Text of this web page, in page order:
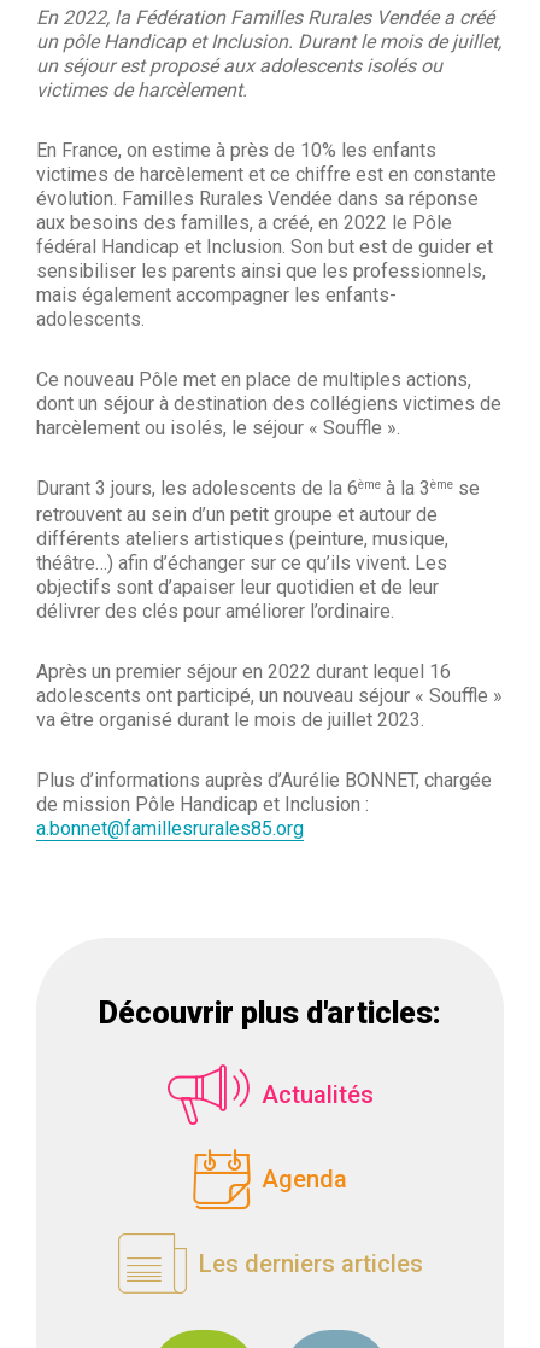
En 2022, la Fédération Familles Rurales Vendée a créé
un pôle Handicap et Inclusion. Durant le mois de juillet,
un séjour est proposé aux adolescents isolés ou
victimes de harcèlement.
En France, on estime à près de 10% les enfants
victimes de harcèlement et ce chiffre est en constante
évolution. Familles Rurales Vendée dans sa réponse
aux besoins des familles, a créé, en 2022 le Pôle
fédéral Handicap et Inclusion. Son but est de guider et
sensibiliser les parents ainsi que les professionnels,
mais également accompagner les enfants-
adolescents.
Ce nouveau Pôle met en place de multiples actions,
dont un séjour à destination des collégiens victimes de
harcèlement ou isolés, le séjour « Souffle ».
Durant 3 jours, les adolescents de la 6ème à la 3ème se
retrouvent au sein d’un petit groupe et autour de
différents ateliers artistiques (peinture, musique,
théâtre…) afin d’échanger sur ce qu’ils vivent. Les
objectifs sont d’apaiser leur quotidien et de leur
délivrer des clés pour améliorer l’ordinaire.
Après un premier séjour en 2022 durant lequel 16
adolescents ont participé, un nouveau séjour « Souffle »
va être organisé durant le mois de juillet 2023.
Plus d’informations auprès d’Aurélie BONNET, chargée
de mission Pôle Handicap et Inclusion :
a.bonnet@famillesrurales85.org
Découvrir plus d'articles:
Actualités
Agenda
Les derniers articles